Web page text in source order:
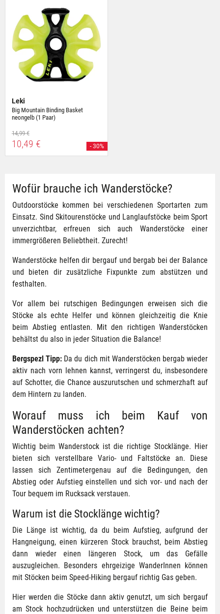
Leki
Big Mountain Binding Basket
neongelb (1 Paar)
14,99 €
10,49 € - 30%
Wofür brauche ich Wanderstöcke?
Outdoorstöcke kommen bei verschiedenen Sportarten zum
Einsatz. Sind Skitourenstöcke und Langlaufstöcke beim Sport
unverzichtbar, erfreuen sich auch Wanderstöcke einer
immergrößeren Beliebtheit. Zurecht!
Wanderstöcke helfen dir bergauf und bergab bei der Balance
und bieten dir zusätzliche Fixpunkte zum abstützen und
festhalten.
Vor allem bei rutschigen Bedingungen erweisen sich die
Stöcke als echte Helfer und können gleichzeitig die Knie
beim Abstieg entlasten. Mit den richtigen Wanderstöcken
behältst du also in jeder Situation die Balance!
Bergspezl Tipp: Da du dich mit Wanderstöcken bergab wieder
aktiv nach vorn lehnen kannst, verringerst du, insbesondere
auf Schotter, die Chance auszurutschen und schmerzhaft auf
dem Hintern zu landen.
Worauf muss ich beim Kauf von
Wanderstöcken achten?
Wichtig beim Wanderstock ist die richtige Stocklänge. Hier
bieten sich verstellbare Vario- und Faltstöcke an. Diese
lassen sich Zentimetergenau auf die Bedingungen, den
Abstieg oder Aufstieg einstellen und sich vor- und nach der
Tour bequem im Rucksack verstauen.
Warum ist die Stocklänge wichtig?
Die Länge ist wichtig, da du beim Aufstieg, aufgrund der
Hangneigung, einen kürzeren Stock brauchst, beim Abstieg
dann wieder einen längeren Stock, um das Gefälle
auszugleichen. Besonders ehrgeizige WanderInnen können
mit Stöcken beim Speed-Hiking bergauf richtig Gas geben.
Hier werden die Stöcke dann aktiv genutzt, um sich bergauf
am Stock hochzudrücken und unterstützen die Beine beim